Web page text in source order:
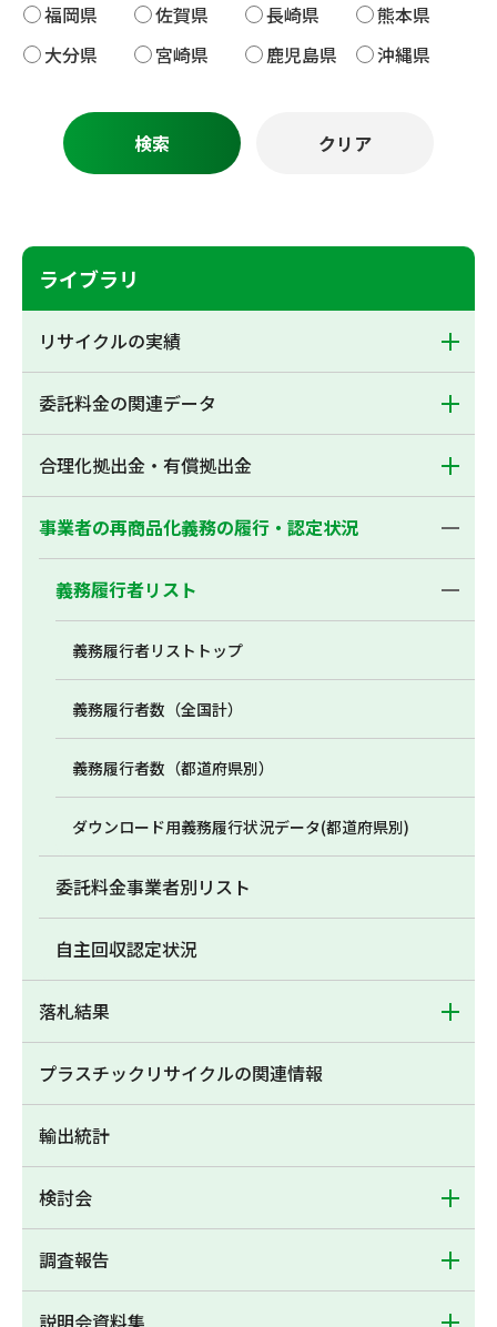
福岡県
佐賀県 長崎県
熊本県
大分県
宮崎県 鹿児島県 沖縄県
ライブラリ
リサイクルの実績
委託料金の関連データ
合理化拠出金・有償拠出金
事業者の再商品化義務の履行・認定状況
義務履行者リスト
義務履行者リストトップ
義務履行者数（全国計）
義務履行者数（都道府県別）
ダウンロード用義務履行状況データ(都道府県別)
委託料金事業者別リスト
自主回収認定状況
落札結果
プラスチックリサイクルの関連情報
輸出統計
検討会
調査報告
説明会資料集